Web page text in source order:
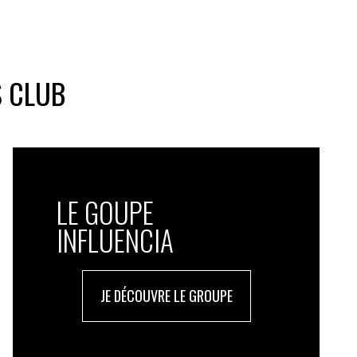
CLUB
LE GOUPE
INFLUENCIA
JE DÉCOUVRE LE GROUPE